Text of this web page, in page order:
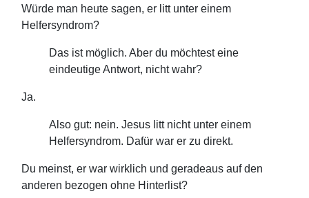
Würde man heute sagen, er litt unter einem
Helfersyndrom?
Das ist möglich. Aber du möchtest eine
eindeutige Antwort, nicht wahr?
Ja.
Also gut: nein. Jesus litt nicht unter einem
Helfersyndrom. Dafür war er zu direkt.
Du meinst, er war wirklich und geradeaus auf den
anderen bezogen ohne Hinterlist?